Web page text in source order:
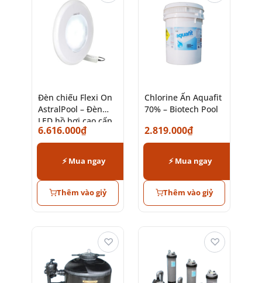
Đèn chiếu Flexi On
AstralPool – Đèn
LED hồ bơi cao cấp
chính hãng
6.616.000₫
⚡ Mua ngay
Thêm vào giỷ
Chlorine Ấn Aquafit
70% – Biotech Pool
2.819.000₫
⚡ Mua ngay
Thêm vào giỷ
♡ ♡